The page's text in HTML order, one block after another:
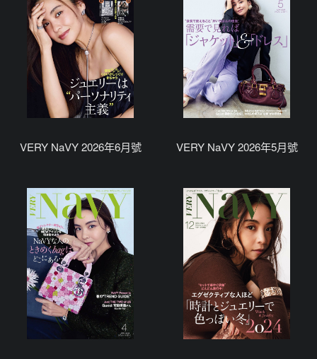
VERY NaVY 2026年6月號 VERY NaVY 2026年5月號